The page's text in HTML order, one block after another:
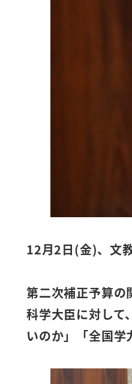
12月2日(金)、文
第二次補正予算の
科学大臣に対して
いのか」「全国学